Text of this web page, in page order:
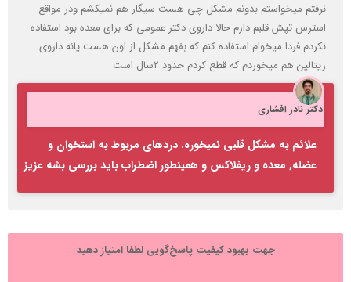
میخواستم بدونم مشکل چی هست سیگار هم نمیکشم ودر مواقع
تپش قلبم دارم حالا داروی دکتر عمومی که برای معده بود استفاده
فردا میخوام استفاده کنم که بفهم مشکل از اون هست یانه داروی
هم میخوردم که قطع کردم حدود ۲سال است
دکتر نادر افشاری
علائم به مشکل قلبی نمیخوره. دردهای مربوط به استخوان و
عضله, معده و ریفلاکس و همینطور اضطراب باید بررسی بشه عزیز
جهت بهبود کیفیت پاسخ‌گویی لطفا امتیاز دهید